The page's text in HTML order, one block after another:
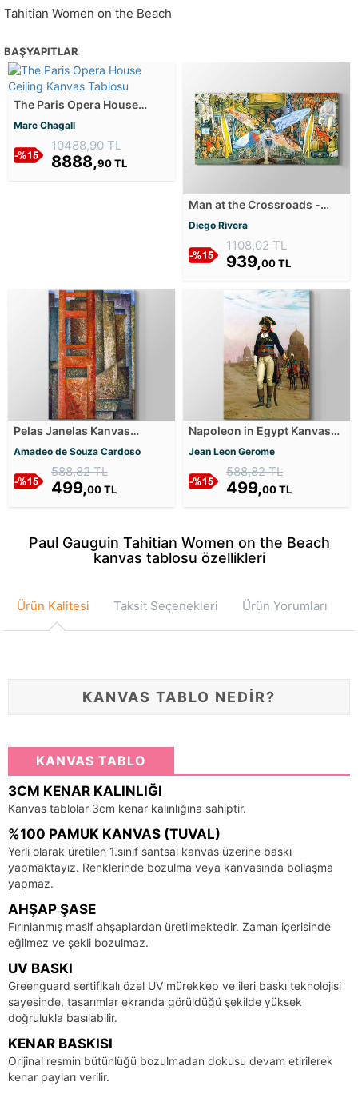
Tahitian Women on the Beach
BAŞYAPITLAR
The Paris Opera House
Marc Chagall
10488,90 TL
8888,90 TL
Man at the Crossroads -
Man, Controller of the
Universe Kanvas Tablosu
Diego Rivera
1108,02 TL
939,00 TL
Pelas Janelas Kanvas
Amadeo de Souza Cardoso
588,82 TL
499,00 TL
Napoleon in Egypt Kanvas
Jean Leon Gerome
588,82 TL
499,00 TL
Paul Gauguin Tahitian Women on the Beach
kanvas tablosu özellikleri
Ürün Kalitesi Taksit Seçenekleri Ürün Yorumları
KANVAS TABLO NEDİR?
KANVAS TABLO
3CM KENAR KALINLIĞI
Kanvas tablolar 3cm kenar kalınlığına sahiptir.
%100 PAMUK KANVAS (TUVAL)
Yerli olarak üretilen 1.sınıf santsal kanvas üzerine baskı
yapmaktayız. Renklerinde bozulma veya kanvasında bollaşma
yapmaz.
AHŞAP ŞASE
Fırınlanmış masif ahşaplardan üretilmektedir. Zaman içerisinde
eğilmez ve şekli bozulmaz.
UV BASKI
Greenguard sertifikalı özel UV mürekkep ve ileri baskı teknolojisi
sayesinde, tasarımlar ekranda görüldüğü şekilde yüksek
doğrulukla basılabilir.
KENAR BASKISI
Orijinal resmin bütünlüğü bozulmadan dokusu devam etirilerek
kenar payları verilir.